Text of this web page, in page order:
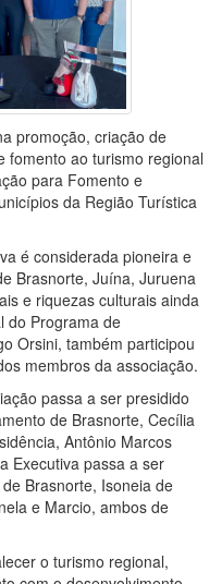
promoção, criação de
fomento ao turismo regional
para Fomento e
da Região Turística
é considerada pioneira e
Brasnorte, Juína, Juruena
e riquezas culturais ainda
do Programa de
Orsini, também participou
membros da associação.
passa a ser presidido
de Brasnorte, Cecília
Antônio Marcos
Executiva passa a ser
Brasnorte, Isoneia de
e Marcio, ambos de
o turismo regional,